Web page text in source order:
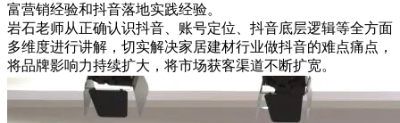
富营销经验和抖音落地实践经验。
岩石老师从正确认识抖音、账号定位、抖音底层逻辑等全方面
多维度进行讲解，切实解决家居建材行业做抖音的难点痛点，
将品牌影响力持续扩大，将市场获客渠道不断扩宽。